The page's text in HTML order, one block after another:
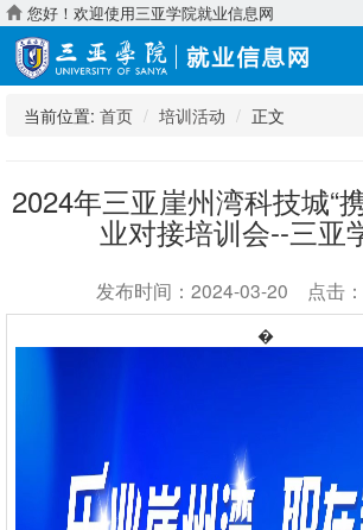
您好！欢迎使用三亚学院就业信息网
当前位置: 首页 培训活动 正文
2024年三亚崖州湾科技城“
业对接培训会--三亚
发布时间：2024-03-20 点击
�